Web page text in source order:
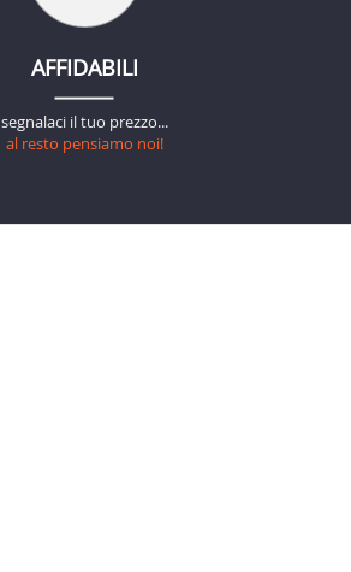
AFFIDABILI
segnalaci il tuo prezzo...
al resto pensiamo noi!